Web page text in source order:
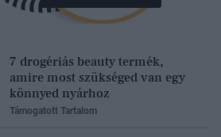
7 drogériás beauty termék,
amire most szükséged van egy
könnyed nyárhoz
Támogatott Tartalom